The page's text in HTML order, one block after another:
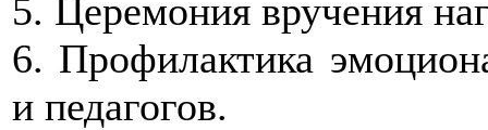
5. Церемония вручения
6. Профилактика
и педагогов.